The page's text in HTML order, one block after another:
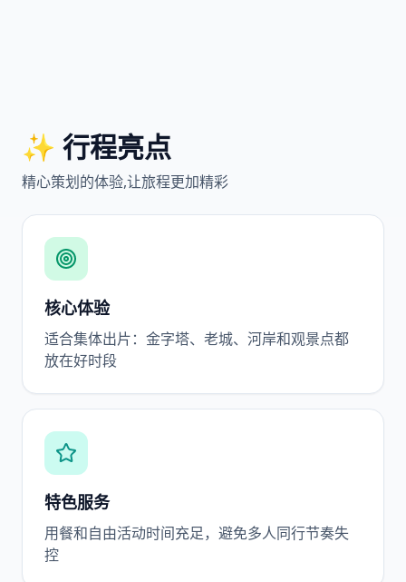
✨ 行程亮点
精心策划的体验,让旅程更加精彩
核心体验
适合集体出片：金字塔、老城、河岸和观景点都
放在好时段
特色服务
用餐和自由活动时间充足，避免多人同行节奏失
控